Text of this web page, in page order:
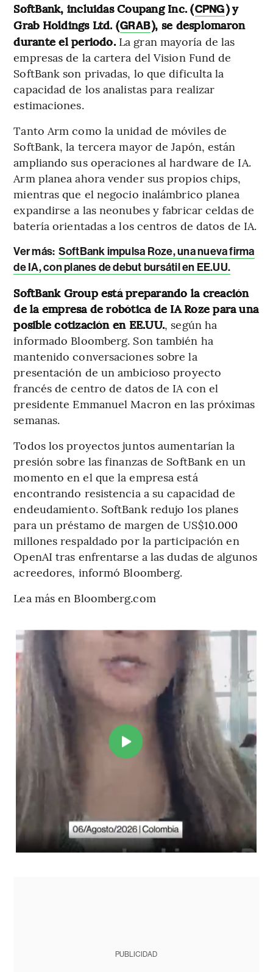
SoftBank, incluidas Coupang Inc. (CPNG) y
Grab Holdings Ltd. (GRAB), se desplomaron
durante el periodo.La gran mayoría de las
empresas de la cartera del Vision Fund de
SoftBank son privadas, lo que dificulta la
capacidad de los analistas para realizar
estimaciones.
Tanto Arm como la unidad de móviles de
SoftBank, la tercera mayor de Japón, están
ampliando sus operaciones al hardware de IA.
Arm planea ahora vender sus propios chips,
mientras que el negocio inalámbrico planea
expandirse a las neonubes y fabricar celdas de
batería orientadas a los centros de datos de IA.
Ver más: SoftBank impulsa Roze, una nueva firma
de IA, con planes de debut bursátil en EE.UU.
SoftBank Group está preparando la creación
de la empresa de robótica de IA Roze para una
posible cotización en EE.UU., según ha
informado Bloomberg. Son también ha
mantenido conversaciones sobre la
presentación de un ambicioso proyecto
francés de centro de datos de IA con el
presidente Emmanuel Macron en las próximas
semanas.
Todos los proyectos juntos aumentarían la
presión sobre las finanzas de SoftBank en un
momento en el que la empresa está
encontrando resistencia a su capacidad de
endeudamiento. SoftBank redujo los planes
para un préstamo de margen de US$10.000
millones respaldado por la participación en
OpenAI tras enfrentarse a las dudas de algunos
acreedores, informó Bloomberg.
Lea más en Bloomberg.com
PUBLICIDAD